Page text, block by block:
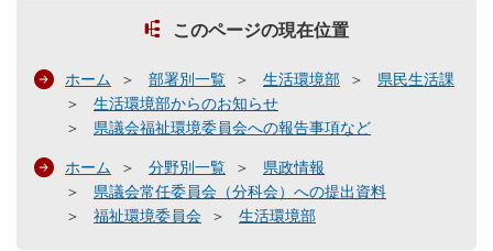
このページの現在位置
ホーム 部署別一覧 生活環境部
県民生活課
生活環境部からのお知らせ
県議会福祉環境委員会への報告事項など
ホーム 分野別一覧
県政情報
県議会常任委員会（分科会）への提出資料
福祉環境委員会
生活環境部